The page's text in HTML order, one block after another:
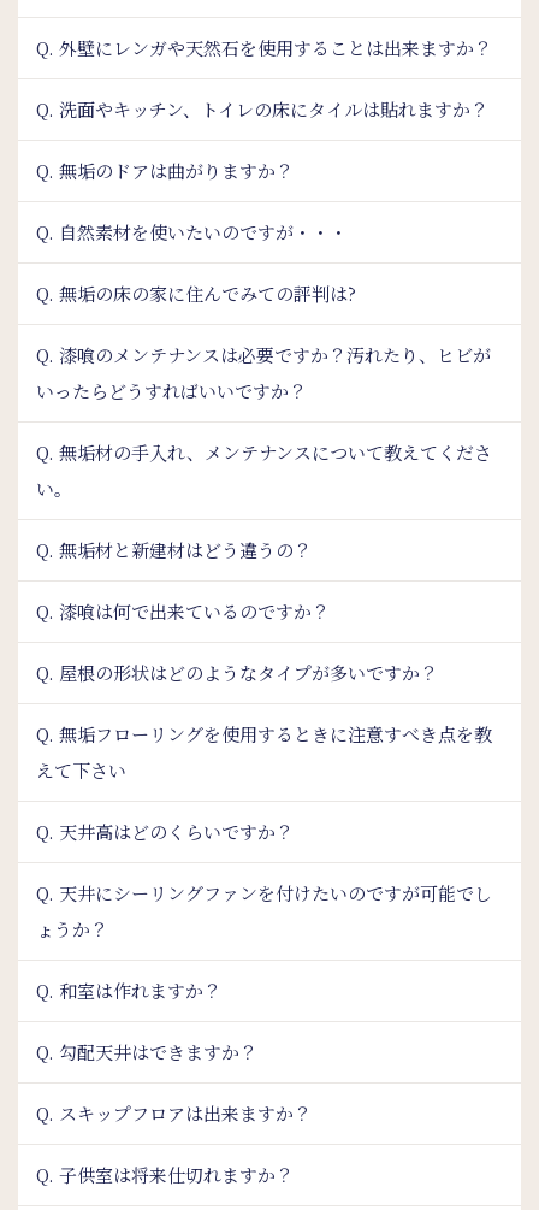
Q. 外壁にレンガや天然石を使用することは出来ますか？
Q. 洗面やキッチン、トイレの床にタイルは貼れますか？
Q. 無垢のドアは曲がりますか？
Q. 自然素材を使いたいのですが・・・
Q. 無垢の床の家に住んでみての評判は?
Q. 漆喰のメンテナンスは必要ですか？汚れたり、ヒビが
いったらどうすればいいですか？
Q. 無垢材の手入れ、メンテナンスについて教えてくださ
い。
Q. 無垢材と新建材はどう違うの？
Q. 漆喰は何で出来ているのですか？
Q. 屋根の形状はどのようなタイプが多いですか？
Q. 無垢フローリングを使用するときに注意すべき点を教
えて下さい
Q. 天井高はどのくらいですか？
Q. 天井にシーリングファンを付けたいのですが可能でし
ょうか？
Q. 和室は作れますか？
Q. 勾配天井はできますか？
Q. スキップフロアは出来ますか？
Q. 子供室は将来仕切れますか？